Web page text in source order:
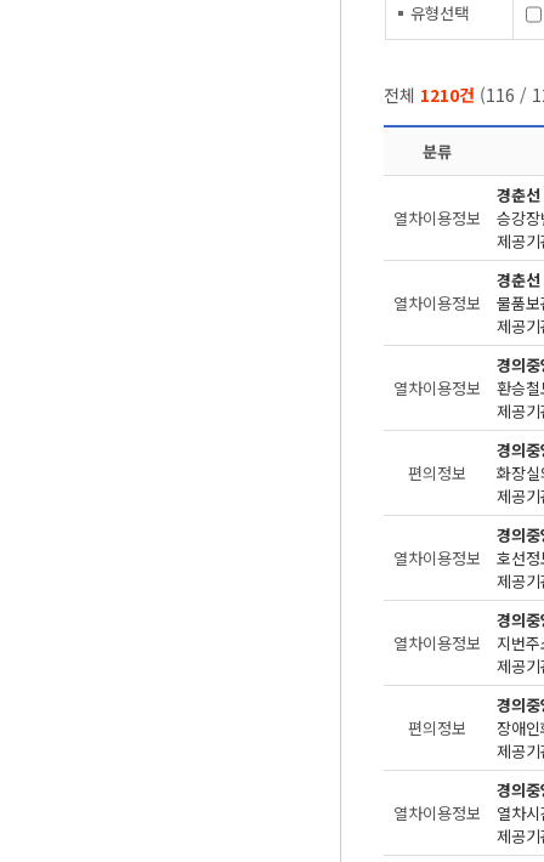
유형선택
전체 1210건 (116 /
분류
열차이용정보
경춘
승강
제공
열차이용정보
경춘
물품
제공
열차이용정보
경의
환승
제공
편의정보
경의
화장
제공
열차이용정보
경의
제공
열차이용정보
경의
지번
제공
편의정보
경의
장애
제공
열차이용정보
경의
제공